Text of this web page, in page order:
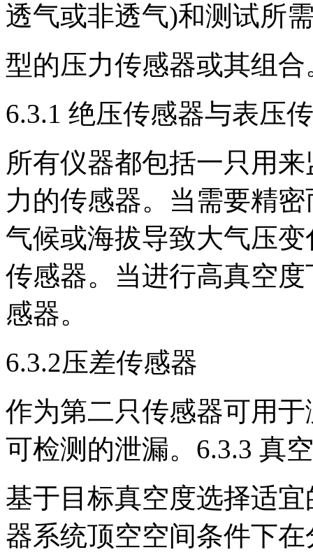
透气或非透气)和测试所
型的压力传感器或其组合
6.3.1 绝压传感器与表压
所有仪器都包括一只用
力的传感器。当需要精
气候或海拔导致大气压
传感器。当进行高真空
感器。
6.3.2压差传感器
作为第二只传感器可用
可检测的泄漏。6.3.3 真
基于目标真空度选择适
器系统顶空空间条件下